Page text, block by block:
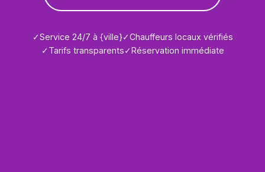
✓Service 24/7 à {ville}✓Chauffeurs locaux vérifiés
✓Tarifs transparents✓Réservation immédiate